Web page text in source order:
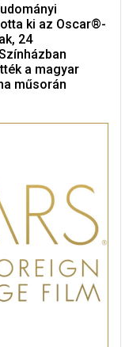
ki az Oscar®-
24
a magyar
műsorán